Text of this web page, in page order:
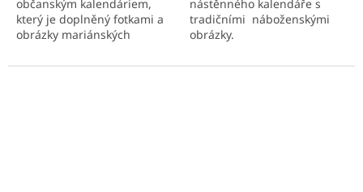
občanským kalendáriem,
který je doplněný fotkami a
obrázky mariánských
nástěnného kalendáře s
tradičními náboženskými
obrázky.